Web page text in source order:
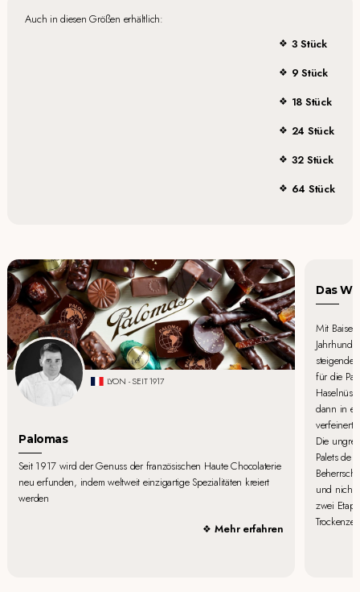
Auch in diesen Größen erhältlich:
3 Stück
9 Stück
18 Stück
24 Stück
32 Stück
64 Stück
LYON - SEIT 1917
Palomas
Seit 1917 wird der Genuss der französischen Haute Chocolaterie
neu erfunden, indem weltweit einzigartige Spezialitäten kreiert
werden
Mehr erfahren
Das
Mit Baiser
für die
dann in
Die
Palets de
und nicht
zwei